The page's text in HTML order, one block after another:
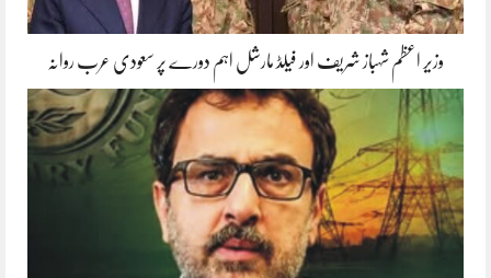
وزیر اعظم شہباز شریف اور فیلڈ مارشل اہم دورے پر سعودی عرب روانہ